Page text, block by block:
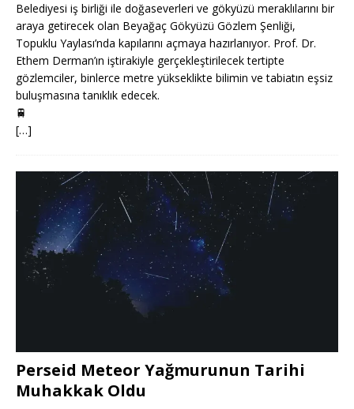
Belediyesi iş birliği ile doğaseverleri ve gökyüzü meraklılarını bir
araya getirecek olan Beyağaç Gökyüzü Gözlem Şenliği,
Topuklu Yaylası’nda kapılarını açmaya hazırlanıyor. Prof. Dr.
Ethem Derman’ın iştirakiyle gerçekleştirilecek tertipte
gözlemciler, binlerce metre yükseklikte bilimin ve tabiatın eşsiz
buluşmasına tanıklık edecek.
🚆
[…]
Perseid Meteor Yağmurunun Tarihi
Muhakkak Oldu